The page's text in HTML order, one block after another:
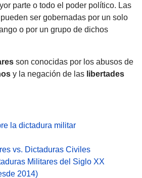
parte o todo el poder político. Las
pueden ser gobernadas por un solo
o por un grupo de dichos
son conocidas por los abusos de
y la negación de las libertades
la dictadura militar
vs. Dictaduras Civiles
Militares del Siglo XX
2014)